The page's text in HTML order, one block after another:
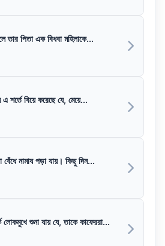
তার পিতা এক বিধবা মহিলাকে...
শর্তে বিয়ে করেছে যে, মেয়ে...
নামায পড়া যায়। কিছু দিন...
লোকমুখে শুনা যায় যে, তাকে কাফেররা...